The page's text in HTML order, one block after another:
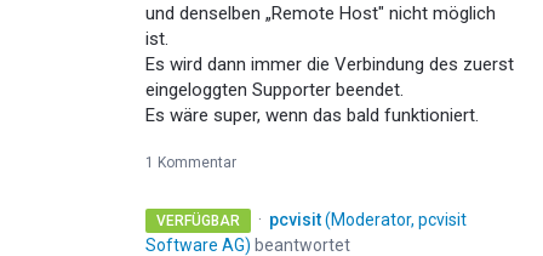
und denselben „Remote Host" nicht möglich
ist.
Es wird dann immer die Verbindung des zuerst
eingeloggten Supporter beendet.
Es wäre super, wenn das bald funktioniert.
1 Kommentar
VERFÜGBAR · pcvisit(Moderator, pcvisit
Software AG) beantwortet